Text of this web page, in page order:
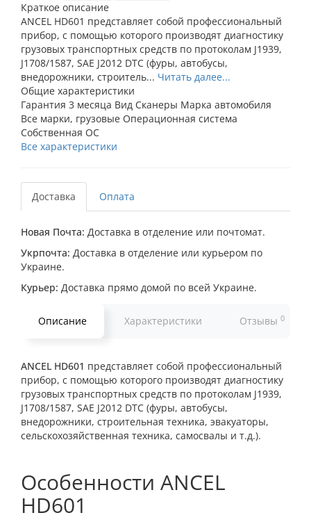
Краткое описание
ANCEL HD601 представляет собой профессиональный
прибор, с помощью которого производят диагностику
грузовых транспортных средств по протоколам J1939,
J1708/1587, SAE J2012 DTC (фуры, автобусы,
внедорожники, строитель... Читать далее...
Общие характеристики
Гарантия 3 месяца Вид Сканеры Марка автомобиля
Все марки, грузовые Операционная система
Собственная ОС
Все характеристики
Доставка Оплата
Новая Почта: Доставка в отделение или почтомат.
Укрпочта: Доставка в отделение или курьером по
Украине.
Курьер: Доставка прямо домой по всей Украине.
Описание Характеристики Отзывы 0
ANCEL HD601 представляет собой профессиональный
прибор, с помощью которого производят диагностику
грузовых транспортных средств по протоколам J1939,
J1708/1587, SAE J2012 DTC (фуры, автобусы,
внедорожники, строительная техника, эвакуаторы,
сельскохозяйственная техника, самосвалы и т.д.).
Особенности ANCEL
HD601